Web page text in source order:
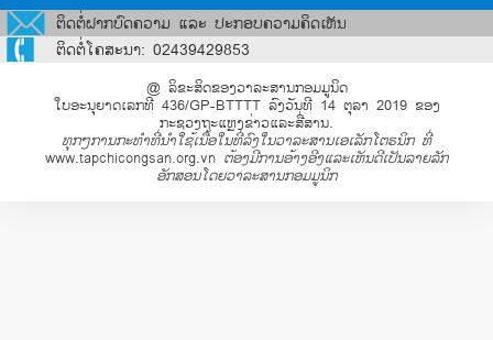
ຕິດຕໍ່ຝາກບົດຄວາມ ແລະ ປະກອບຄວາມຄິດເຫັນ
ຕິດຕໍ່ໂຄສະນາ: 02439429853
@ ລິຂະສິດຂອງວາລະສານກອມມູນິດ
ໃບອະນຸຍາດເລກທີ 436/GP-BTTTT ລົງວັນທີ 14 ຕຸລາ 2019 ຂອງ
ກະຊວງຖະແຫຼງຂ່າວແລະສື່ສານ.
ທຸກໆການກະທຳທີ່ນຳໃຊ້ເນື້ອໃນທີ່ລົງໃນວາລະສານເອເລັກໂຕຣນິກ ທີ່
www.tapchicongsan.org.vn ຕ້ອງມີການອ້າງອີງແລະເຫັນດີເປັນລາຍລັກ
ອັກສອນໂດຍວາລະສານກອມມູນິກ